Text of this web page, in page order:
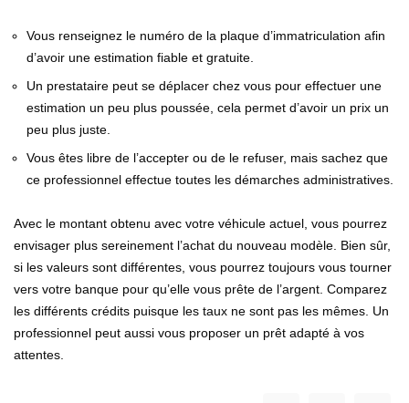
Vous renseignez le numéro de la plaque d’immatriculation afin
d’avoir une estimation fiable et gratuite.
Un prestataire peut se déplacer chez vous pour effectuer une
estimation un peu plus poussée, cela permet d’avoir un prix un
peu plus juste.
Vous êtes libre de l’accepter ou de le refuser, mais sachez que
ce professionnel effectue toutes les démarches administratives.
Avec le montant obtenu avec votre véhicule actuel, vous pourrez
envisager plus sereinement l’achat du nouveau modèle. Bien sûr,
si les valeurs sont différentes, vous pourrez toujours vous tourner
vers votre banque pour qu’elle vous prête de l’argent. Comparez
les différents crédits puisque les taux ne sont pas les mêmes. Un
professionnel peut aussi vous proposer un prêt adapté à vos
attentes.